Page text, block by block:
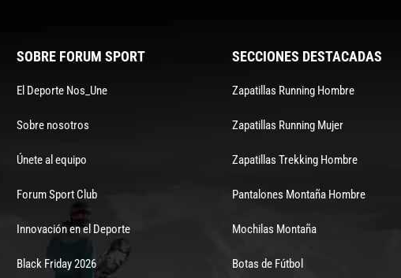
SOBRE FORUM SPORT
El Deporte Nos_Une
Sobre nosotros
Únete al equipo
Forum Sport Club
Innovación en el Deporte
Black Friday 2026
SECCIONES DESTACADAS
Zapatillas Running Hombre
Zapatillas Running Mujer
Zapatillas Trekking Hombre
Pantalones Montaña Hombre
Mochilas Montaña
Botas de Fútbol